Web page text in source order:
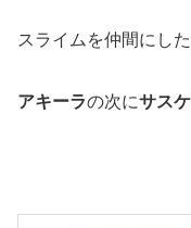
スライムを仲間にした
アキーラの次にサスケ